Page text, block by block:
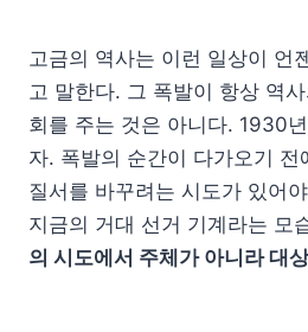
고금의 역사는 이런 일상이 언
고 말한다. 그 폭발이 항상 역
회를 주는 것은 아니다. 1930
자. 폭발의 순간이 다가오기 전
질서를 바꾸려는 시도가 있어
지금의 거대 선거 기계라는 모
의 시도에서 주체가 아니라 대